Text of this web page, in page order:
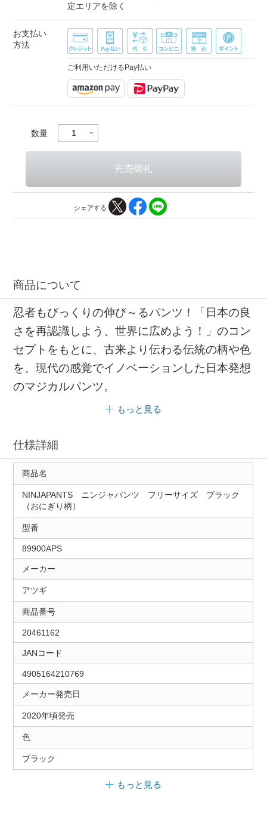
定エリアを除く
お支払い
方法
ご利用いただけるPay払い
数量
シェアする
商品について
忍者もびっくりの伸び～るパンツ！「日本の良
さを再認識しよう、世界に広めよう！」のコン
セプトをもとに、古来より伝わる伝統の柄や色
を、現代の感覚でイノベーションした日本発想
のマジカルパンツ。
もっと見る
仕様詳細
商品名
NINJAPANTS ニンジャパンツ フリーサイズ ブラック
（おにぎり柄）
型番
89900APS
メーカー
アツギ
商品番号
20461162
JANコード
4905164210769
メーカー発売日
2020年頃発売
色
ブラック
もっと見る